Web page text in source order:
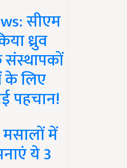
सीएम
ध्रुव
संस्थापकों
के लिए
पहचान!
में
ये 3